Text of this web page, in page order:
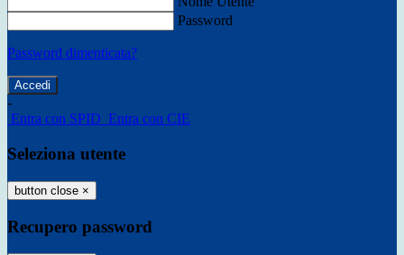
Password
Password dimenticata?
-
Entra con SPID Entra con CIE
Seleziona utente
button close ×
Recupero password